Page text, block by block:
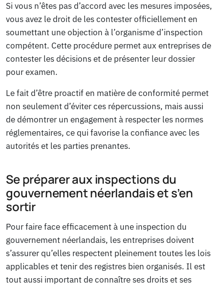
Si vous n’êtes pas d’accord avec les mesures imposées,
vous avez le droit de les contester officiellement en
soumettant une objection à l’organisme d’inspection
compétent. Cette procédure permet aux entreprises de
contester les décisions et de présenter leur dossier
pour examen.
Le fait d’être proactif en matière de conformité permet
non seulement d’éviter ces répercussions, mais aussi
de démontrer un engagement à respecter les normes
réglementaires, ce qui favorise la confiance avec les
autorités et les parties prenantes.
Se préparer aux inspections du
gouvernement néerlandais et s’en
sortir
Pour faire face efficacement à une inspection du
gouvernement néerlandais, les entreprises doivent
s’assurer qu’elles respectent pleinement toutes les lois
applicables et tenir des registres bien organisés. Il est
tout aussi important de connaître ses droits et ses